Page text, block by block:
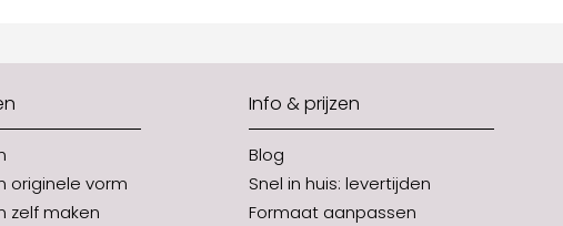
originele vorm
zelf maken
Info & prijzen
Blog
Snel in huis: levertijden
Formaat aanpassen